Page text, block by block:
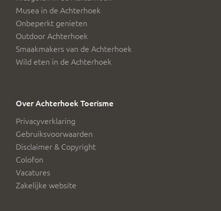
Musea in de Achterhoek
Onbeperkt genieten
Outdoor Achterhoek
Smaakmakers van de Achterhoek
Wild eten in de Achterhoek
Over Achterhoek Toerisme
Privacyverklaring
Gebruiksvoorwaarden
Disclaimer & Copyright
Colofon
Vacatures
Zakelijke website